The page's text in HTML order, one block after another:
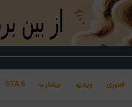
فناوری ویدیو بیشتر GTA 6